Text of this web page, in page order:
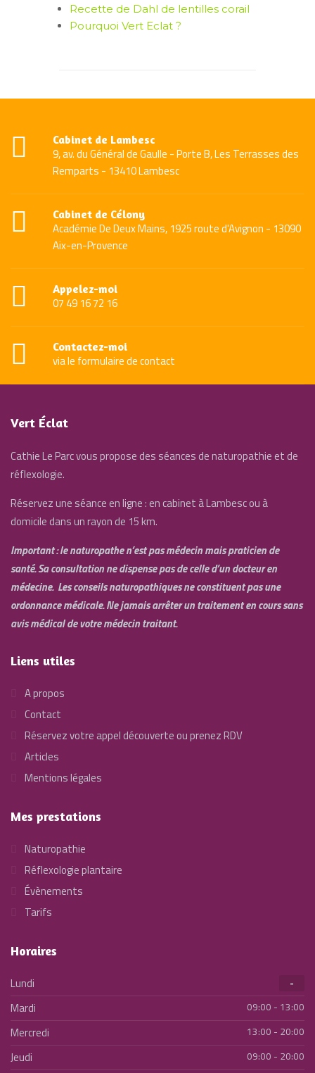
Recette de Dahl de lentilles corail
Pourquoi Vert Eclat ?
Cabinet de Lambesc
9, av. du Général de Gaulle - Porte B, Les Terrasses des
Remparts - 13410 Lambesc
Cabinet de Célony
Académie De Deux Mains, 1925 route d'Avignon - 13090
Aix-en-Provence
Appelez-moi
07 49 16 72 16
Contactez-moi
via le formulaire de contact
Vert Éclat
Cathie Le Parc vous propose des séances de naturopathie et de
réflexologie.
Réservez une séance en ligne : en cabinet à Lambesc ou à
domicile dans un rayon de 15 km.
Important : le naturopathe n’est pas médecin mais praticien de
santé. Sa consultation ne dispense pas de celle d’un docteur en
médecine. Les conseils naturopathiques ne constituent pas une
ordonnance médicale. Ne jamais arrêter un traitement en cours sans
avis médical de votre médecin traitant.
Liens utiles
A propos
Contact
Réservez votre appel découverte ou prenez RDV
Articles
Mentions légales
Mes prestations
Naturopathie
Réflexologie plantaire
Évènements
Tarifs
Horaires
Lundi -
Mardi 09:00 - 13:00
Mercredi 13:00 - 20:00
Jeudi 09:00 - 20:00